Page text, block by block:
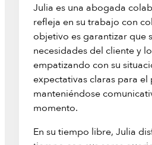
Julia es una abogada
refleja en su trabajo con
objetivo es garantizar que
necesidades del cliente y
empatizando con su
expectativas claras para el
manteniéndose
momento.
En su tiempo libre, Julia